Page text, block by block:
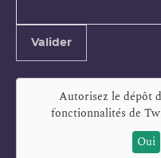
Valider
Autorisez le dépôt
fonctionnalités de
Oui